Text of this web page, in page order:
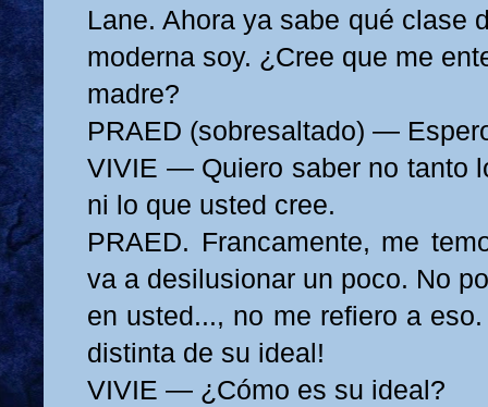
Lane. Ahora ya sabe qué clase
moderna soy. ¿Cree que me
madre?
PRAED (sobresaltado) —
VIVIE — Quiero saber no tanto
ni lo que usted cree.
PRAED. Francamente, me
va a desilusionar un poco. No
en usted..., no me refiero a
distinta de su ideal!
VIVIE — ¿Cómo es su ideal?